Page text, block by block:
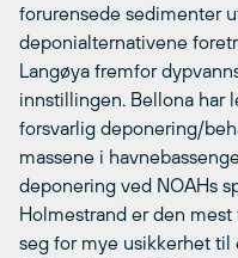
forurensede sedimenter
deponialternativene
Langøya fremfor
innstillingen. Bellona har
forsvarlig deponering/
massene i
deponering ved NOAHs
Holmestrand er den
seg for mye usikkerhet